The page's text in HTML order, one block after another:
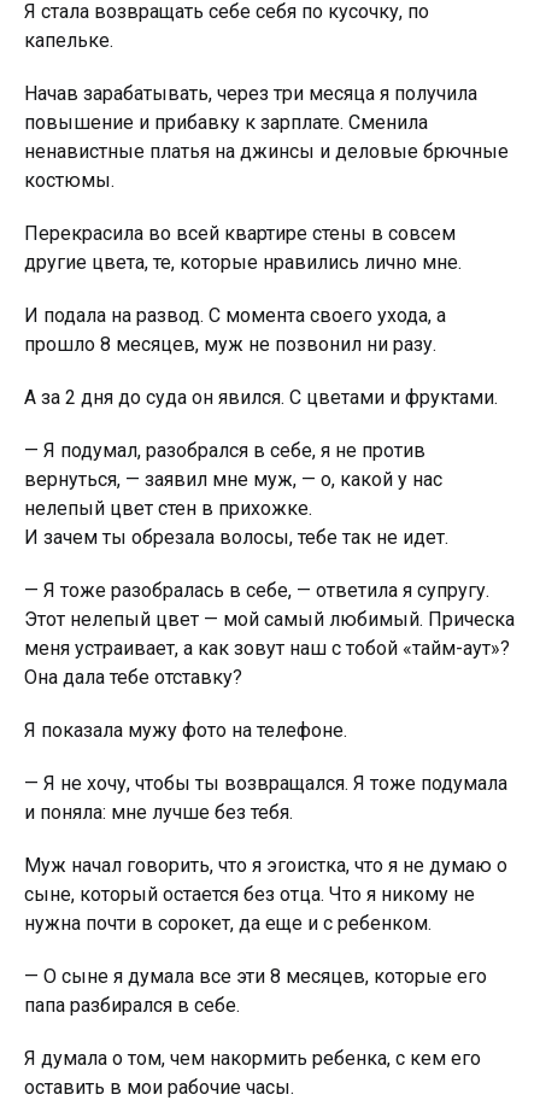
Я стала возвращать себе себя по кусочку, по
капельке.
Начав зарабатывать, через три месяца я получила
повышение и прибавку к зарплате. Сменила
ненавистные платья на джинсы и деловые брючные
костюмы.
Перекрасила во всей квартире стены в совсем
другие цвета, те, которые нравились лично мне.
И подала на развод. С момента своего ухода, а
прошло 8 месяцев, муж не позвонил ни разу.
А за 2 дня до суда он явился. С цветами и фруктами.
— Я подумал, разобрался в себе, я не против
вернуться, — заявил мне муж, — о, какой у нас
нелепый цвет стен в прихожке.
И зачем ты обрезала волосы, тебе так не идет.
— Я тоже разобралась в себе, — ответила я супругу.
Этот нелепый цвет — мой самый любимый. Прическа
меня устраивает, а как зовут наш с тобой «тайм-аут»?
Она дала тебе отставку?
Я показала мужу фото на телефоне.
— Я не хочу, чтобы ты возвращался. Я тоже подумала
и поняла: мне лучше без тебя.
Муж начал говорить, что я эгоистка, что я не думаю о
сыне, который остается без отца. Что я никому не
нужна почти в сорокет, да еще и с ребенком.
— О сыне я думала все эти 8 месяцев, которые его
папа разбирался в себе.
Я думала о том, чем накормить ребенка, с кем его
оставить в мои рабочие часы.